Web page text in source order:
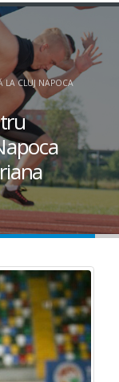
LA CLUJ NAPOCA